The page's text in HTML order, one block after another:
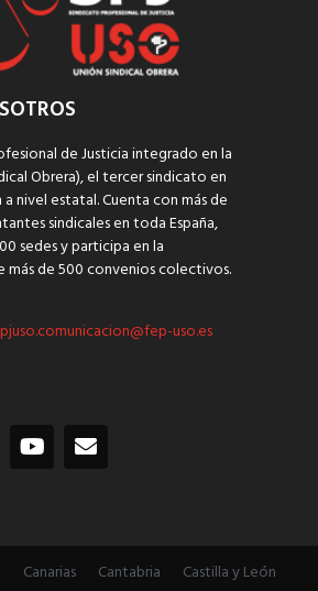
de Justicia integrado en la
Obrera), el tercer sindicato en
nivel estatal. Cuenta con más de
sindicales en toda España,
sedes y participa en la
más de 500 convenios colectivos.
uso.es
Canarias Cantabria
Castilla y León